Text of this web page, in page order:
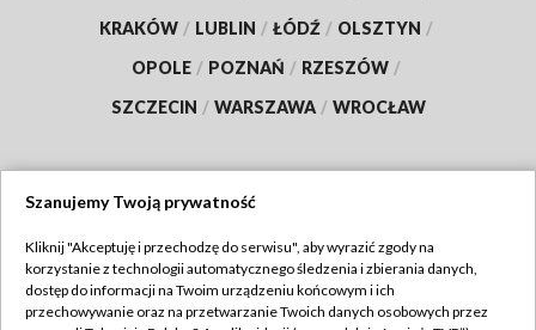
KRAKÓW / LUBLIN / ŁÓDŹ / OLSZTYN /
OPOLE / POZNAŃ / RZESZÓW /
SZCZECIN / WARSZAWA / WROCŁAW
TVP
Abonament TVP
Regulamin TVP
Szanujemy Twoją prywatność
Kliknij "Akceptuję i przechodzę do serwisu", aby wyrazić zgody na
korzystanie z technologii automatycznego śledzenia i zbierania danych,
dostęp do informacji na Twoim urządzeniu końcowym i ich
przechowywanie oraz na przetwarzanie Twoich danych osobowych przez